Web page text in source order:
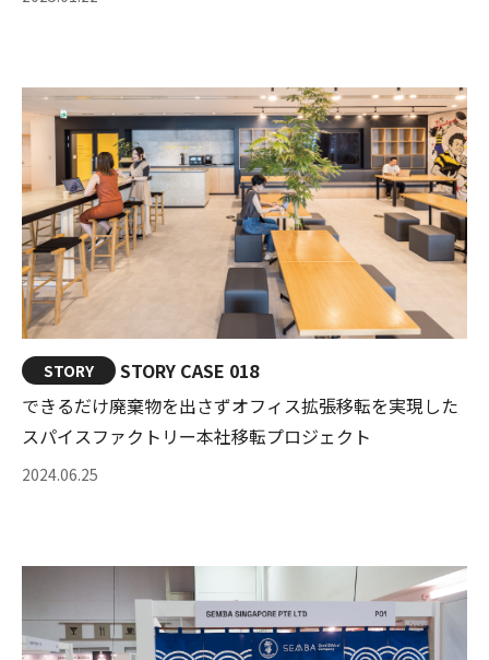
STORY
STORY CASE 018
できるだけ廃棄物を出さずオフィス拡張移転を実現した
スパイスファクトリー本社移転プロジェクト
2024.06.25